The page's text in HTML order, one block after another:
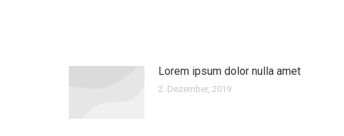
Lorem ipsum dolor nulla amet
2. Dezember, 2019